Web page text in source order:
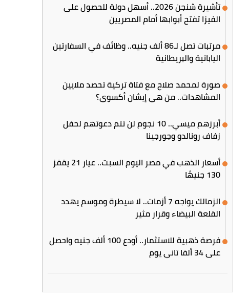
تأشيرة شنجن 2026.. أسهل دولة للحصول على
الفيزا تفتح أبوابها أمام المصريين
مرتبات تصل لـ86 ألف جنيه.. وظائف في السفارتين
اليابانية والبريطانية
صورة لمحمد صلاح مع فتاة تركية تحصد ملايين
المشاهدات.. من هي إيشان أكسوي؟
أبرزهم ميسي.. 10 نجوم لن تتم دعوتهم لحفل
زفاف رونالدو وجورجينا
أسعار الذهب في مصر اليوم السبت.. عيار 21 يقفز
130 جنيهًا
الزمالك يواجه 7 أزمات.. لا سيطرة وموسم يهدد
القلعة البيضاء وقرار مثير
فرصة ذهبية للاستثمار.. أودع 100 ألف جنيه واحصل
على 34 ألفا تاني يوم